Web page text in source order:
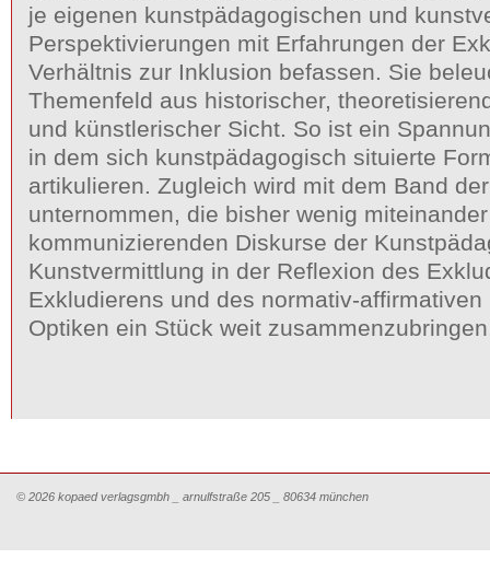
je eigenen kunstpädagogischen und
Perspektivierungen mit Erfahrungen der
Verhältnis zur Inklusion befassen. Sie
Themenfeld aus historischer,
und künstlerischer Sicht. So ist ein
in dem sich kunstpädagogisch situierte
artikulieren. Zugleich wird mit dem Band
unternommen, die bisher wenig miteinander
kommunizierenden Diskurse der
Kunstvermittlung in der Reflexion des
Exkludierens und des normativ-
Optiken ein Stück weit
© 2026 kopaed verlagsgmbh _ arnulfstraße 205 _ 80634 münchen